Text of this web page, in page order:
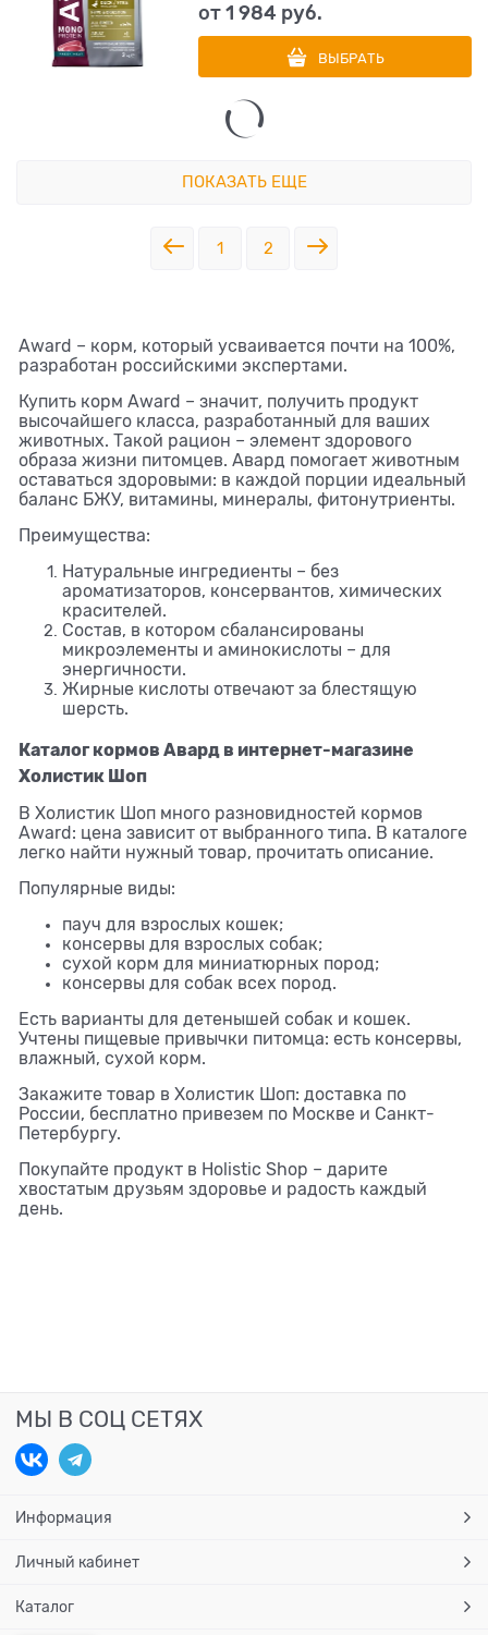
от1 984 руб.
ВЫБРАТЬ
ПОКАЗАТЬ ЕЩЕ
1 2
Award – корм, который усваивается почти на 100%,
разработан российскими экспертами.
Купить корм Award – значит, получить продукт
высочайшего класса, разработанный для ваших
животных. Такой рацион – элемент здорового
образа жизни питомцев. Авард помогает животным
оставаться здоровыми: в каждой порции идеальный
баланс БЖУ, витамины, минералы, фитонутриенты.
Преимущества:
Натуральные ингредиенты – без
ароматизаторов, консервантов, химических
красителей.
Состав, в котором сбалансированы
микроэлементы и аминокислоты – для
энергичности.
Жирные кислоты отвечают за блестящую
шерсть.
Каталог кормов Авард в интернет-магазине
Холистик Шоп
В Холистик Шоп много разновидностей кормов
Award: цена зависит от выбранного типа. В каталоге
легко найти нужный товар, прочитать описание.
Популярные виды:
пауч для взрослых кошек;
консервы для взрослых собак;
сухой корм для миниатюрных пород;
консервы для собак всех пород.
Есть варианты для детенышей собак и кошек.
Учтены пищевые привычки питомца: есть консервы,
влажный, сухой корм.
Закажите товар в Холистик Шоп: доставка по
России, бесплатно привезем по Москве и Санкт-
Петербургу.
Покупайте продукт в Holistic Shop – дарите
хвостатым друзьям здоровье и радость каждый
день.
МЫ В СОЦ СЕТЯХ
Информация
Личный кабинет
Каталог